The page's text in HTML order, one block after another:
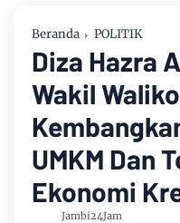
Beranda POLITIK
Diza Hazra
Wakil
UMKM Dan
Ekonomi
Jambi24Jam